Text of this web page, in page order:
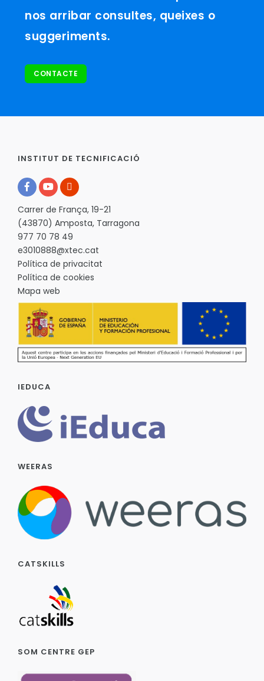
nos arribar consultes, queixes o
suggeriments.
CONTACTE
INSTITUT DE TECNIFICACIÓ
Carrer de França, 19-21
(43870) Amposta, Tarragona
977 70 78 49
e3010888@xtec.cat
Política de privacitat
Política de cookies
Mapa web
IEDUCA
WEERAS
CATSKILLS
SOM CENTRE GEP